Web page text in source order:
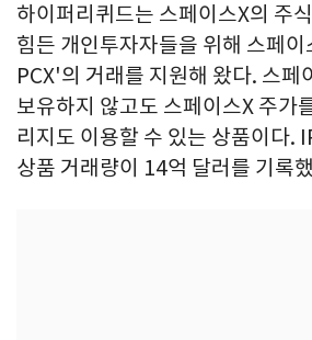
하이퍼리퀴드는 스페이스X의 주
힘든 개인투자자들을 위해 스페
PCX'의 거래를 지원해 왔다. 스페
보유하지 않고도 스페이스X 주가
리지도 이용할 수 있는 상품이다.
상품 거래량이 14억 달러를 기록